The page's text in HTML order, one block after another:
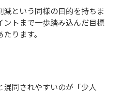
という同様の目的を持ちま
ントまで一歩踏み込んだ目標
ります。
同されやすいのが「少人